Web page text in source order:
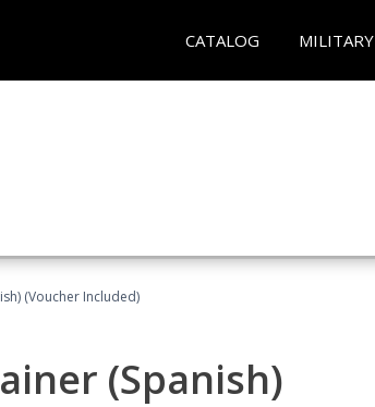
CATALOG MILITARY
(Voucher Included)
(Spanish)